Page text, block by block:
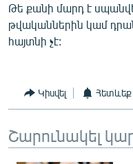
Թե քանի մարդ է
թվականներին կամ
հայտնի չէ:
Կիսվել Հետևեք
Շարունակել